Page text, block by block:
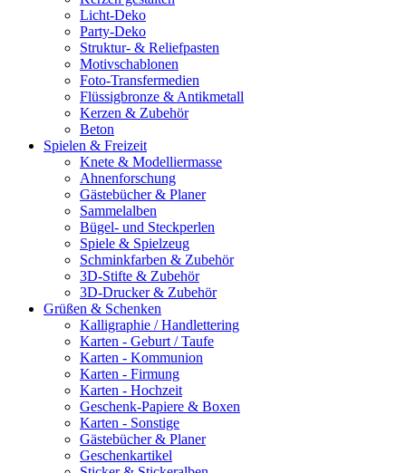
Licht-Deko
Party-Deko
Struktur- & Reliefpasten
Motivschablonen
Foto-Transfermedien
Flüssigbronze & Antikmetall
Kerzen & Zubehör
Beton
Spielen & Freizeit
Knete & Modelliermasse
Ahnenforschung
Gästebücher & Planer
Sammelalben
Bügel- und Steckperlen
Spiele & Spielzeug
Schminkfarben & Zubehör
3D-Stifte & Zubehör
3D-Drucker & Zubehör
Grüßen & Schenken
Kalligraphie / Handlettering
Karten - Geburt / Taufe
Karten - Kommunion
Karten - Firmung
Karten - Hochzeit
Geschenk-Papiere & Boxen
Karten - Sonstige
Gästebücher & Planer
Geschenkartikel